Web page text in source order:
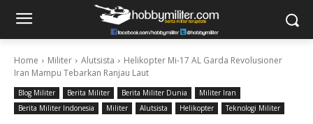
Home Militer Alutsista
Helikopter Mi-17 AL Garda Revolusioner
Iran Mampu Tebarkan Ranjau Laut
Blog Militer Berita Militer Berita Militer Dunia
Militer Iran
Berita Militer Indonesia
Militer Alutsista Helikopter Teknologi Militer